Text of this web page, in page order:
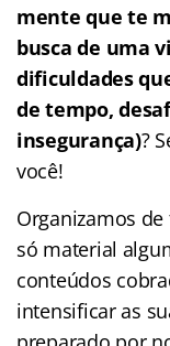
mente que te
busca de uma
dificuldades
de tempo,
insegurança)?
você!
Organizamos
só material
conteúdos
intensificar as